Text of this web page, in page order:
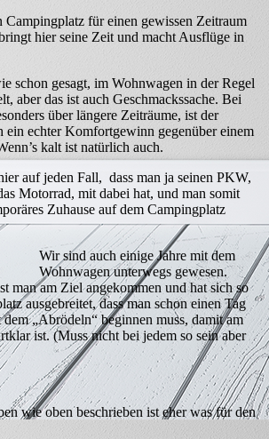
für einen gewissen Zeitraum
hier seine Zeit und macht Ausflüge in
schon gesagt, im Wohnwagen in der Regel
aber das ist auch Geschmackssache. Bei
über längere Zeiträume, ist der
ein echter Komfortgewinn gegenüber einem
kalt ist natürlich auch.
auf jeden Fall, dass man ja seinen PKW,
Motorrad, mit dabei hat, und man somit
Zuhause auf dem Campingplatz
Wir sind auch einige Jahre mit dem
Wohnwagen unterwegs gewesen.
man am Ziel angekommen und hat sich so
ausgebreitet, dass man schon einen Tag
„Abrödeln“ beginnen muss, damit am
ist. (Muss nicht bei jedem so sein aber
wie oben beschrieben ist eher was für den